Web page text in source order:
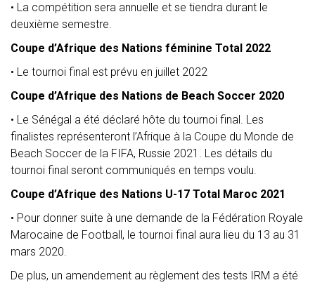
• La compétition sera annuelle et se tiendra durant le
deuxième semestre.
Coupe d’Afrique des Nations féminine Total 2022
• Le tournoi final est prévu en juillet 2022
Coupe d’Afrique des Nations de Beach Soccer 2020
• Le Sénégal a été déclaré hôte du tournoi final. Les
finalistes représenteront l’Afrique à la Coupe du Monde de
Beach Soccer de la FIFA, Russie 2021. Les détails du
tournoi final seront communiqués en temps voulu.
Coupe d’Afrique des Nations U-17 Total Maroc 2021
• Pour donner suite à une demande de la Fédération Royale
Marocaine de Football, le tournoi final aura lieu du 13 au 31
mars 2020.
De plus, un amendement au règlement des tests IRM a été